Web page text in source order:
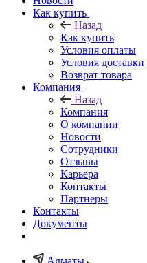
Как купить
Назад
Как купить
Условия оплаты
Условия доставки
Возврат товара
Компания
Назад
Компания
О компании
Новости
Сотрудники
Отзывы
Карьера
Контакты
Партнеры
Контакты
Документы